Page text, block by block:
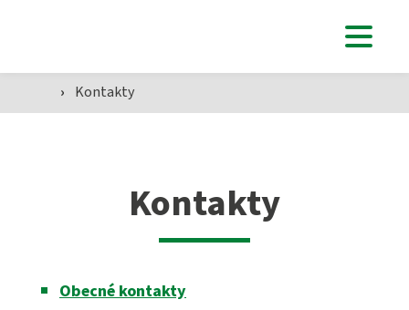
Uchazeči
› Kontakty
Kontakty
Obecné kontakty